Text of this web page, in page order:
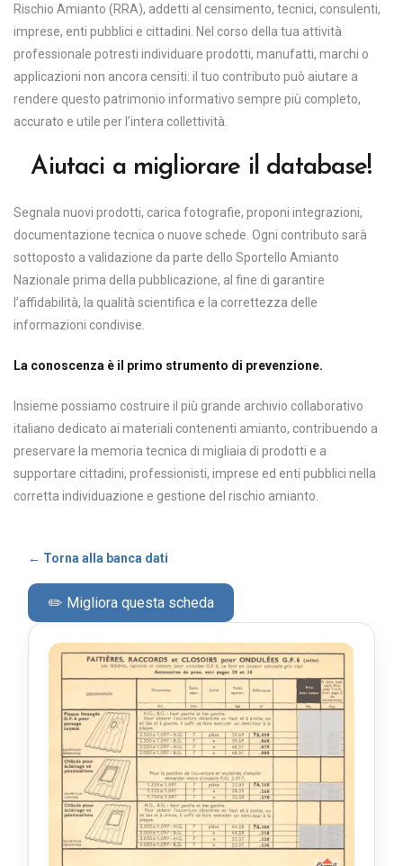
Rischio Amianto (RRA), addetti al censimento, tecnici, consulenti,
imprese, enti pubblici e cittadini. Nel corso della tua attività
professionale potresti individuare prodotti, manufatti, marchi o
applicazioni non ancora censiti: il tuo contributo può aiutare a
rendere questo patrimonio informativo sempre più completo,
accurato e utile per l’intera collettività.
Aiutaci a migliorare il database!
Segnala nuovi prodotti, carica fotografie, proponi integrazioni,
documentazione tecnica o nuove schede. Ogni contributo sarà
sottoposto a validazione da parte dello Sportello Amianto
Nazionale prima della pubblicazione, al fine di garantire
l’affidabilità, la qualità scientifica e la correttezza delle
informazioni condivise.
La conoscenza è il primo strumento di prevenzione.
Insieme possiamo costruire il più grande archivio collaborativo
italiano dedicato ai materiali contenenti amianto, contribuendo a
preservare la memoria tecnica di migliaia di prodotti e a
supportare cittadini, professionisti, imprese ed enti pubblici nella
corretta individuazione e gestione del rischio amianto.
← Torna alla banca dati
✏️ Migliora questa scheda